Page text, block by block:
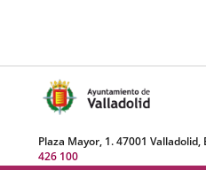
Plaza Mayor, 1. 47001 Valladolid,
426 100